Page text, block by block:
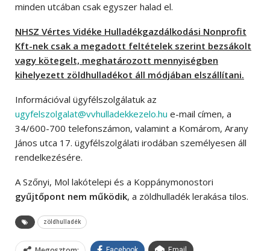
minden utcában csak egyszer halad el.
NHSZ Vértes Vidéke Hulladékgazdálkodási Nonprofit
Kft-nek csak a megadott feltételek szerint bezsákolt
vagy kötegelt, meghatározott mennyiségben
kihelyezett zöldhulladékot áll módjában elszállítani.
Információval ügyfélszolgálatuk az
ugyfelszolgalat@vvhulladekkezelo.hu e-mail címen, a
34/600-700 telefonszámon, valamint a Komárom, Arany
János utca 17. ügyfélszolgálati irodában személyesen áll
rendelkezésére.
A Szőnyi, Mol lakótelepi és a Koppánymonostori
gyűjtőpont nem működik, a zöldhulladék lerakása tilos.
zöldhulladék